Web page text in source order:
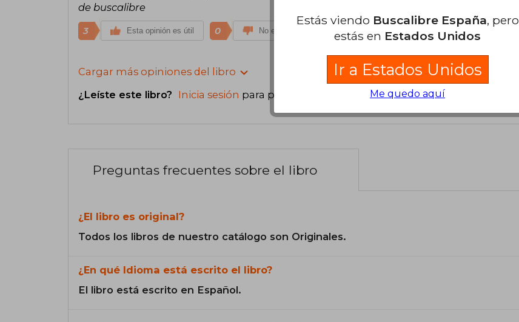
de buscalibre
3 Esta opinión es útil 0 No es útil
Cargar más opiniones del libro
¿Leíste este libro? Inicia sesión para poder agregar tu propia evaluación
Preguntas frecuentes sobre el libro
¿El libro es original?
Todos los libros de nuestro catálogo son Originales.
¿En qué Idioma está escrito el libro?
El libro está escrito en Español.
Estás viendo Buscalibre España, pero
estás en Estados Unidos
Ir a Estados Unidos
Me quedo aquí